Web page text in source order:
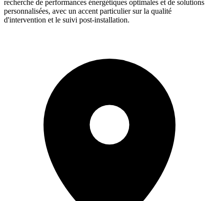
recherche de performances énergétiques optimales et de solutions
personnalisées, avec un accent particulier sur la qualité
d'intervention et le suivi post-installation.